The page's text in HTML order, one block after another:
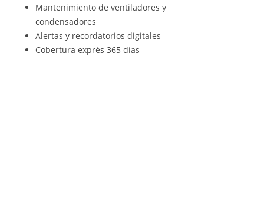
Mantenimiento de ventiladores y
condensadores
Alertas y recordatorios digitales
Cobertura exprés 365 días